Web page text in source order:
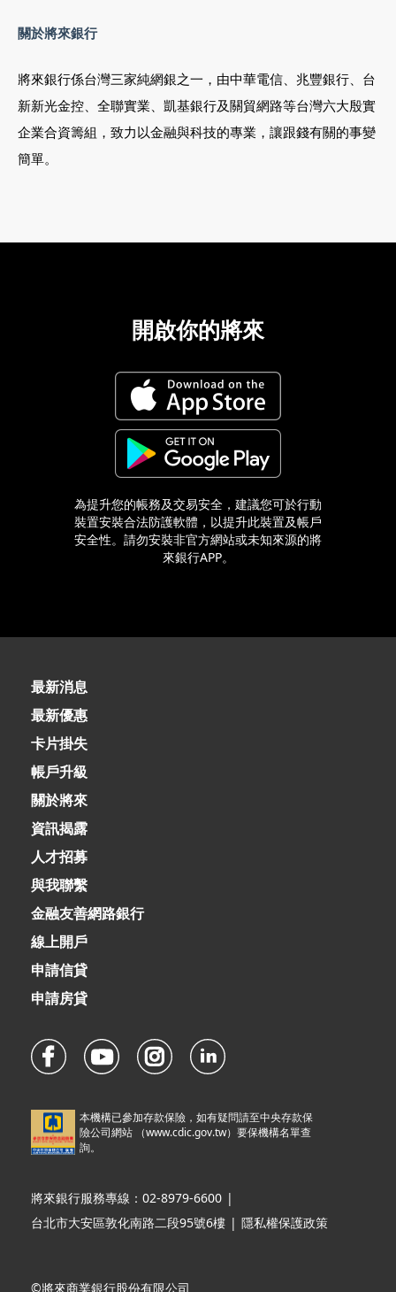
關於將來銀行
將來銀行係台灣三家純網銀之一，由中華電信、兆豐銀行、台
新新光金控、全聯實業、凱基銀行及關貿網路等台灣六大殷實
企業合資籌組，致力以金融與科技的專業，讓跟錢有關的事變
簡單。
開啟你的將來
為提升您的帳務及交易安全，建議您可於行動
裝置安裝合法防護軟體，以提升此裝置及帳戶
安全性。請勿安裝非官方網站或未知來源的將
來銀行APP。
最新消息
最新優惠
卡片掛失
帳戶升級
關於將來
資訊揭露
人才招募
與我聯繫
金融友善網路銀行
線上開戶
申請信貸
申請房貸
本機構已參加存款保險，如有疑問請至中央存款保
險公司網站 （www.cdic.gov.tw）要保機構名單查
詢。
將來銀行服務專線：02-8979-6600 |
台北市大安區敦化南路二段95號6樓 | 隱私權保護政策
©將來商業銀行股份有限公司